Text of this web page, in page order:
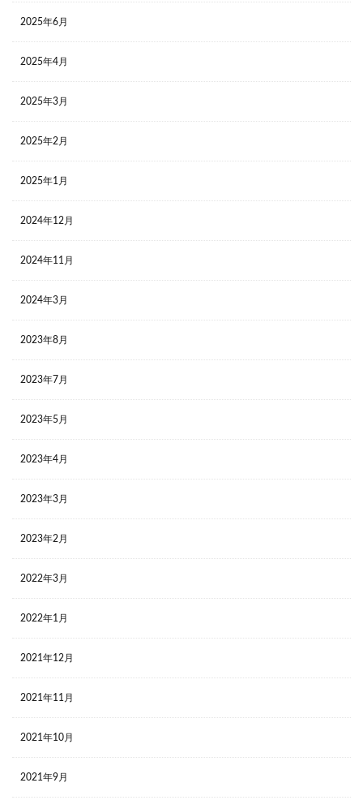
2025年6月
2025年4月
2025年3月
2025年2月
2025年1月
2024年12月
2024年11月
2024年3月
2023年8月
2023年7月
2023年5月
2023年4月
2023年3月
2023年2月
2022年3月
2022年1月
2021年12月
2021年11月
2021年10月
2021年9月